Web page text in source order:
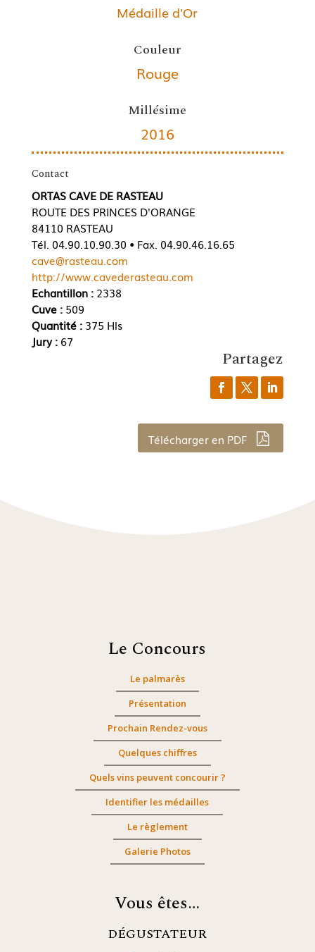
Médaille d'Or
Couleur
Rouge
Millésime
2016
Contact
ORTAS CAVE DE RASTEAU
ROUTE DES PRINCES D'ORANGE
84110 RASTEAU
Tél. 04.90.10.90.30 • Fax. 04.90.46.16.65
cave@rasteau.com
http://www.cavederasteau.com
Echantillon :2338
Cuve : 509
Quantité : 375 Hls
Jury : 67
Partagez
Télécharger en PDF
Le Concours
Le palmarès
Présentation
Prochain Rendez-vous
Quelques chiffres
Quels vins peuvent concourir ?
Identifier les médailles
Le règlement
Galerie Photos
Vous êtes…
DÉGUSTATEUR